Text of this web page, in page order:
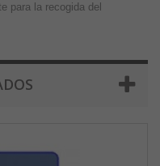
para la recogida del